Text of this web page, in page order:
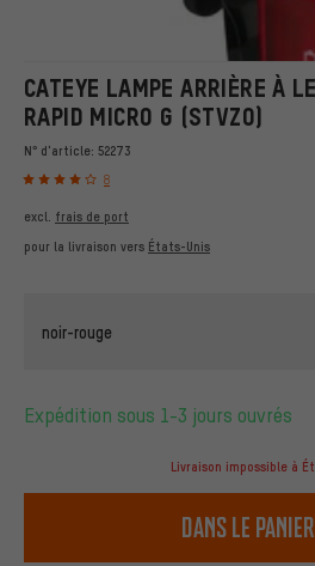
CATEYE LAMPE ARRIÈRE À
RAPID MICRO G (STVZO)
N° d'article: 52273
8
excl. frais de port
pour la livraison vers États-Unis
noir-rouge
Expédition sous 1-3 jours ouvrés
Livraison impossible à
dans le panier